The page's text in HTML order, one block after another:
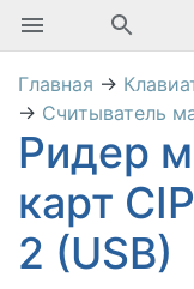
Главная →
→ Cчитыватель
Ридер
карт
2 (USB)